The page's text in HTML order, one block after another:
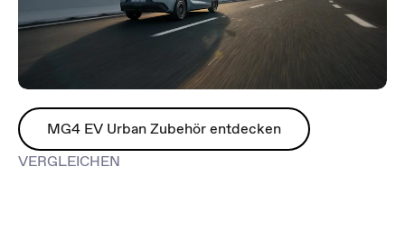
MG4 EV Urban Zubehör entdecken
VERGLEICHEN